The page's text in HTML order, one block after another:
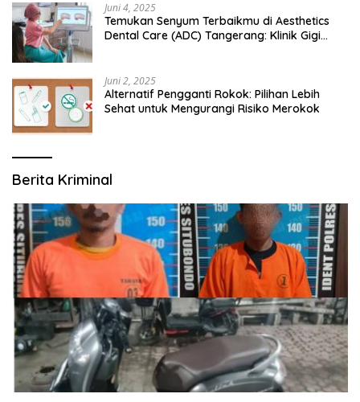
Juni 4, 2025
Temukan Senyum Terbaikmu di Aesthetics
Dental Care (ADC) Tangerang: Klinik Gigi
Juni 2, 2025
Alternatif Pengganti Rokok: Pilihan Lebih
Sehat untuk Mengurangi Risiko Merokok
Berita Kriminal